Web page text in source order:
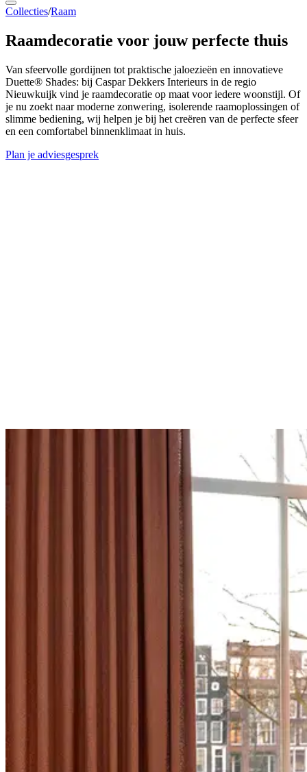
Collecties/Raam
Raamdecoratie voor jouw perfecte thuis
Van sfeervolle gordijnen tot praktische jaloezieën en innovatieve
Duette® Shades: bij Caspar Dekkers Interieurs in de regio
Nieuwkuijk vind je raamdecoratie op maat voor iedere woonstijl. Of
je nu zoekt naar moderne zonwering, isolerende raamoplossingen of
slimme bediening, wij helpen je bij het creëren van de perfecte sfeer
en een comfortabel binnenklimaat in huis.
Plan je adviesgesprek